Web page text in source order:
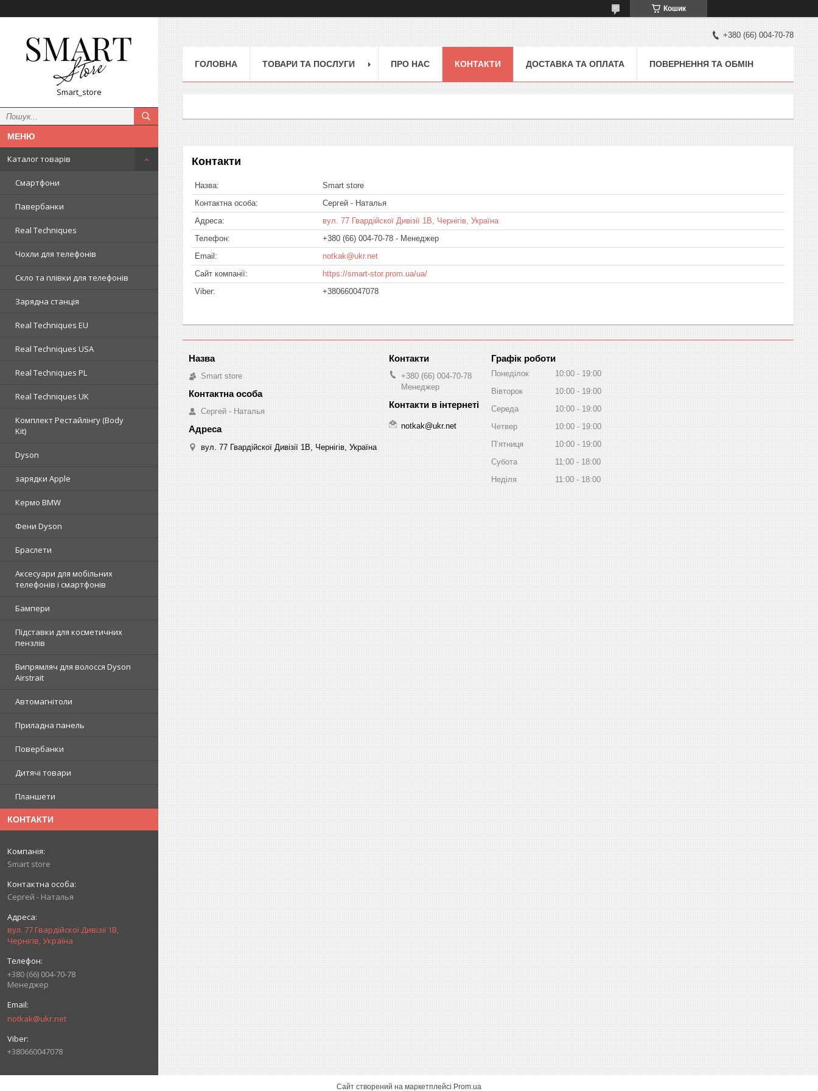
Кошик
Smart_store
Каталог товарів
Смартфони
Павербанки
Real Techniques
Чохли для телефонів
Скло та плівки для телефонів
Зарядна станція
Real Techniques EU
Real Techniques USA
Real Techniques PL
Real Techniques UK
Комплект Рестайлінгу (Body
Kit)
Dyson
зарядки Apple
Кермо BMW
Фени Dyson
Браслети
Аксесуари для мобільних
телефонів і смартфонів
Бампери
Підставки для косметичних
пензлів
Випрямляч для волосся Dyson
Airstrait
Автомагнітоли
Приладна панель
Повербанки
Дитячі товари
Планшети
КОНТАКТИ
Smart store
Сергей - Наталья
вул. 77 Гвардійскої Дивізії 1В,
Чернігів, Україна
+380 (66) 004-70-78
Менеджер
notkak@ukr.net
+380660047078
+380 (66) 004-70-78
ГОЛОВНА ТОВАРИ ТА ПОСЛУГИ ПРО НАС КОНТАКТИ ДОСТАВКА ТА ОПЛАТА ПОВЕРНЕННЯ ТА ОБМІН
Контакти
Smart store
Сергей - Наталья
вул. 77 Гвардійскої Дивізії 1В, Чернігів, Україна
+380 (66) 004-70-78
Менеджер
notkak@ukr.net
https://smart-stor.prom.ua/ua/
+380660047078
Smart store
Сергей - Наталья
вул. 77 Гвардійскої Дивізії 1В, Чернігів, Україна
+380 (66) 004-70-78
Менеджер
notkak@ukr.net
Графік роботи
Понеділок 10:00
19:00
Вівторок
10:00
19:00
Середа
10:00
19:00
Четвер
10:00
19:00
Пʼятниця
10:00
19:00
Субота
11:00
18:00
Неділя
11:00 18:00
Сайт створений на маркетплейсі Prom.ua